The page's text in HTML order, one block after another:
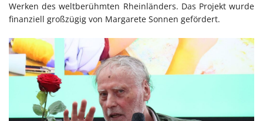
Werken des weltberühmten Rheinländers. Das Projekt wurde
finanziell großzügig von Margarete Sonnen gefördert.